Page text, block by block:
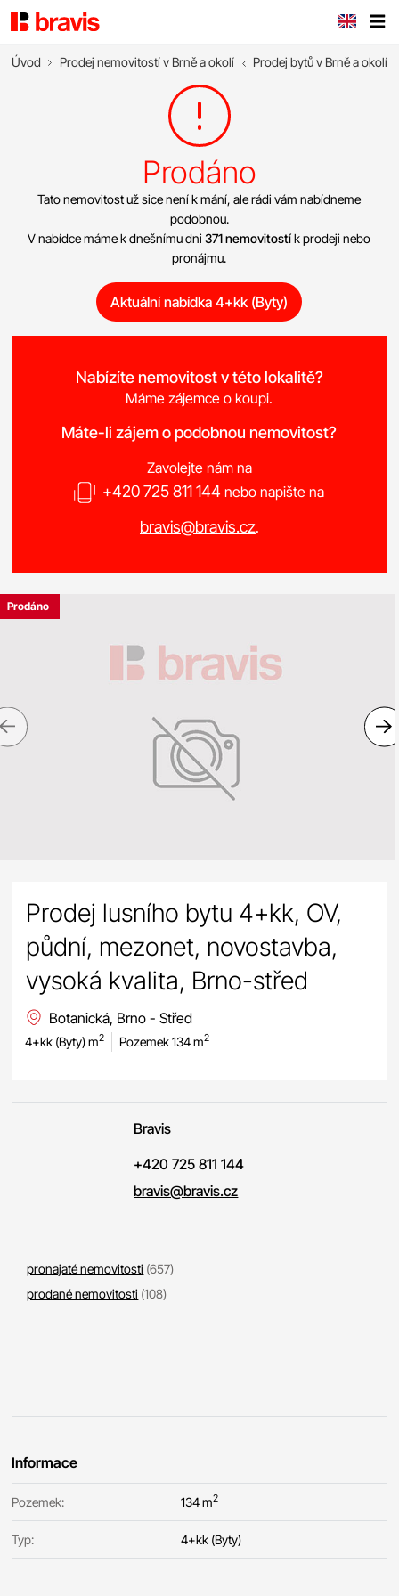
Úvod Prodej nemovitostí v Brně a okolí Prodej bytů v Brně a okolí
Prodáno
Tato nemovitost už sice není k mání, ale rádi vám nabídneme
podobnou.
V nabídce máme k dnešnímu dni371 nemovitostík prodeji nebo
pronájmu.
Aktuální nabídka 4+kk (Byty)
Nabízíte nemovitost v této lokalitě?
Máme zájemce o koupi.
Máte-li zájem o podobnou nemovitost?
Zavolejte nám na
+420 725 811 144 nebo napište na
bravis@bravis.cz.
Prodáno
Prodej lusního bytu 4+kk, OV,
půdní, mezonet, novostavba,
vysoká kvalita, Brno-střed
Botanická, Brno - Střed
4+kk (Byty) m2 Pozemek 134 m2
Bravis
+420 725 811 144
bravis@bravis.cz
pronajaté nemovitosti (657)
prodané nemovitosti (108)
Informace
Pozemek: 134 m2
Typ: 4+kk (Byty)